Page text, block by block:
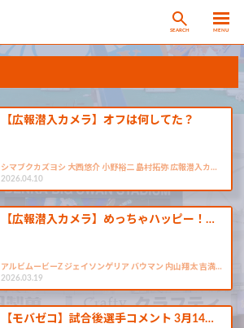
SEARCH MENU
【広報潜入カメラ】オフは何してた？
シマブクカズヨシ 大西悠介 小野裕二 島村拓弥 広報潜入カ…
2026.04.10
【広報潜入カメラ】めっちゃハッピー！…
アルビムービーZ ジェイソンゲリア バウマン 内山翔太 吉満…
2026.03.19
【モバゼコ】試合後選手コメント 3月14…